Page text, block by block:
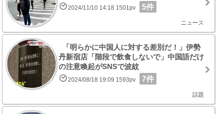
2024/11/10 14:18 1501pv 5件
ニュース
「明らかに中国人に対する差別だ！」伊勢
丹新宿店「階段で飲食しないで」中国語だけ
の注意喚起がSNSで波紋
2024/08/18 19:09 1593pv 7件
話題